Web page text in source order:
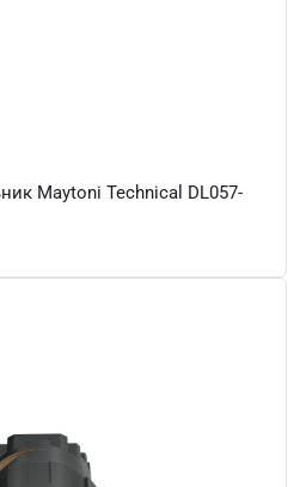
Maytoni Technical DL057-